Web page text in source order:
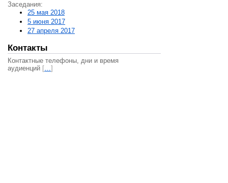
Заседания:
25 мая 2018
5 июня 2017
27 апреля 2017
Контакты
Контактные телефоны, дни и время
аудиенций […]